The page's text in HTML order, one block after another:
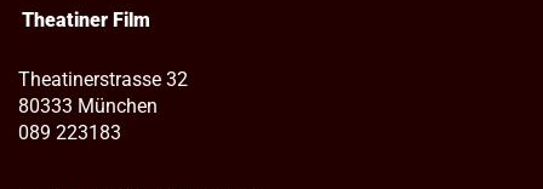
Theatiner Film
Theatinerstrasse 32
80333 München
089 223183